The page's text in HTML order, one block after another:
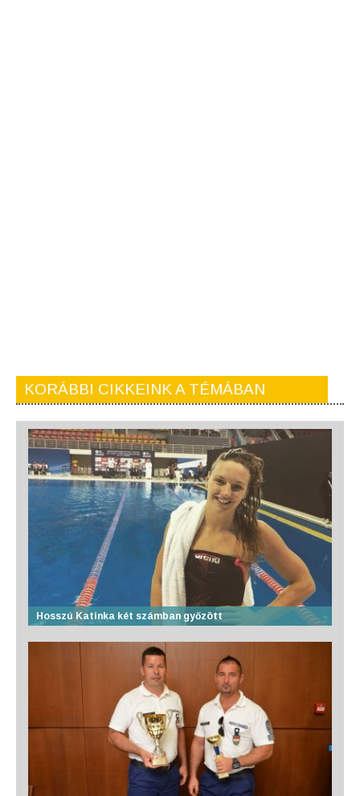
KORÁBBI CIKKEINK A TÉMÁBAN
Hosszú Katinka két számban győzött